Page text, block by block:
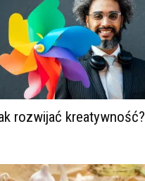
rozwijać kreatywność?